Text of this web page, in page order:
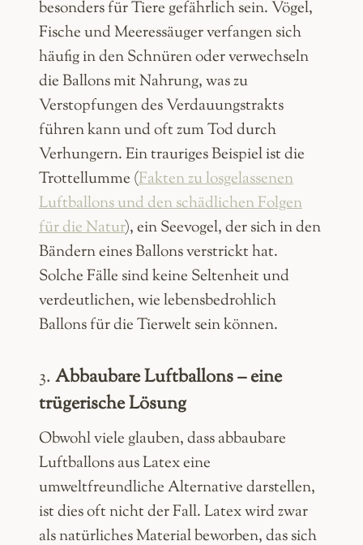
besonders für Tiere gefährlich sein. Vögel,
Fische und Meeressäuger verfangen sich
häufig in den Schnüren oder verwechseln
die Ballons mit Nahrung, was zu
Verstopfungen des Verdauungstrakts
führen kann und oft zum Tod durch
Verhungern. Ein trauriges Beispiel ist die
Trottellumme (Fakten zu losgelassenen
Luftballons und den schädlichen Folgen
für die Natur), ein Seevogel, der sich in den
Bändern eines Ballons verstrickt hat.
Solche Fälle sind keine Seltenheit und
verdeutlichen, wie lebensbedrohlich
Ballons für die Tierwelt sein können.
3.Abbaubare Luftballons – eine
trügerische Lösung
Obwohl viele glauben, dass abbaubare
Luftballons aus Latex eine
umweltfreundliche Alternative darstellen,
ist dies oft nicht der Fall. Latex wird zwar
als natürliches Material beworben, das sich